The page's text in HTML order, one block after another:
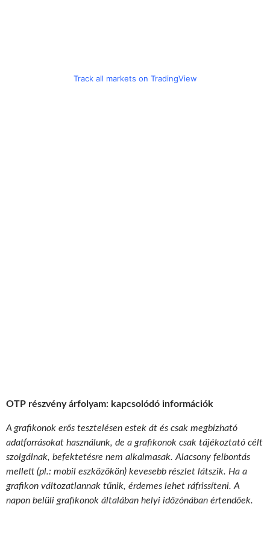
Track all markets on TradingView
OTP részvény árfolyam: kapcsolódó információk
A grafikonok erős tesztelésen estek át és csak megbízható
adatforrásokat használunk, de a grafikonok csak tájékoztató célt
szolgálnak, befektetésre nem alkalmasak. Alacsony felbontás
mellett (pl.: mobil eszközökön) kevesebb részlet látszik. Ha a
grafikon változatlannak tűnik, érdemes lehet ráfrissíteni. A
napon belüli grafikonok általában helyi időzónában értendőek.